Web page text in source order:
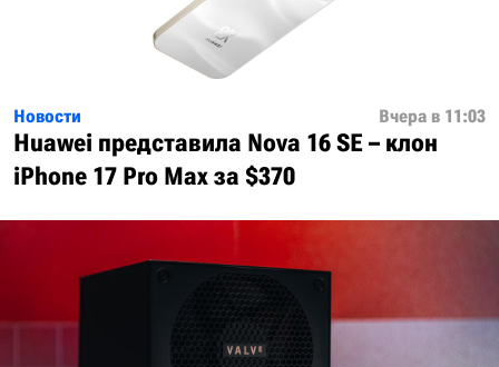
Новости Вчера в 11:03
Huawei представила Nova 16 SE – клон
iPhone 17 Pro Max за $370